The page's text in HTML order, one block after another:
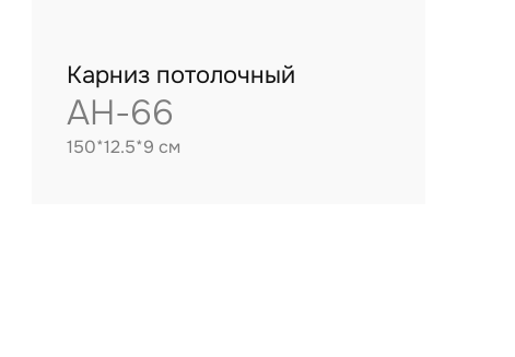
Карниз потолочный
AH-66
150*12.5*9 см